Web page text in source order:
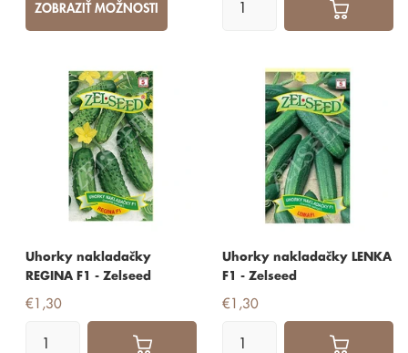
ZOBRAZIŤ MOŽNOSTI
Uhorky nakladačky
REGINA F1 - Zelseed
€1,30
Uhorky nakladačky LENKA
F1 - Zelseed
€1,30